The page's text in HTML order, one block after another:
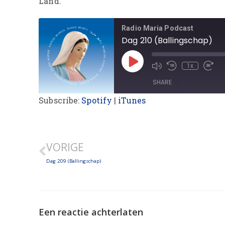
Radio Maria Podcast
Dag 210 (Ballingschap)
1x
SHARE
Subscribe: Spotify | iTunes
VORIGE
Dag 209 (Ballingschap)
Een reactie achterlaten